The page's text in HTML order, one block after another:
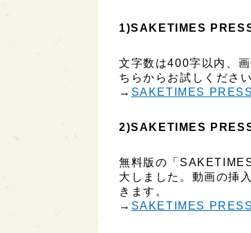
1)SAKETIMES
文字数は400字以内、
ちらからお試しください
→ SAKETIMES
2)SAKETIMES
無料版の「
大しました。動画の挿
きます。
→ SAKETIMES